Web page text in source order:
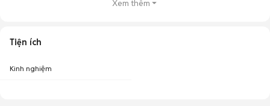
Xem thêm
Tiện ích
Kinh nghiệm